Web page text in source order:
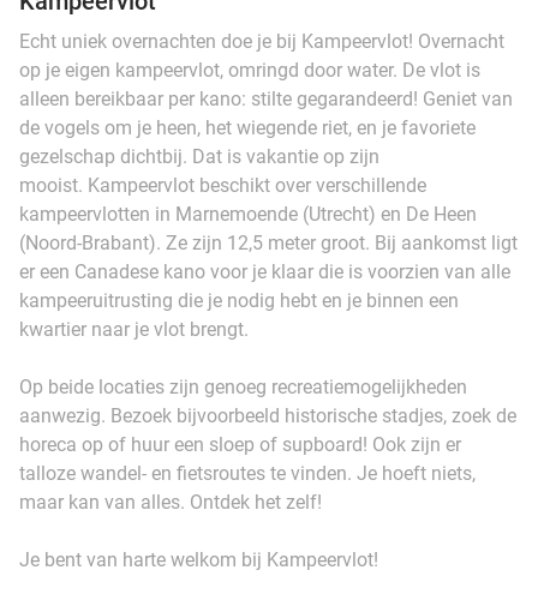
Echt uniek overnachten doe je bij Kampeervlot! Overnacht
op je eigen kampeervlot, omringd door water. De vlot is
alleen bereikbaar per kano: stilte gegarandeerd! Geniet van
de vogels om je heen, het wiegende riet, en je favoriete
gezelschap dichtbij. Dat is vakantie op zijn
mooist. Kampeervlot beschikt over verschillende
kampeervlotten in Marnemoende (Utrecht) en De Heen
(Noord-Brabant). Ze zijn 12,5 meter groot. Bij aankomst ligt
er een Canadese kano voor je klaar die is voorzien van alle
kampeeruitrusting die je nodig hebt en je binnen een
kwartier naar je vlot brengt.
Op beide locaties zijn genoeg recreatiemogelijkheden
aanwezig. Bezoek bijvoorbeeld historische stadjes, zoek de
horeca op of huur een sloep of supboard! Ook zijn er
talloze wandel- en fietsroutes te vinden. Je hoeft niets,
maar kan van alles. Ontdek het zelf!
Je bent van harte welkom bij Kampeervlot!